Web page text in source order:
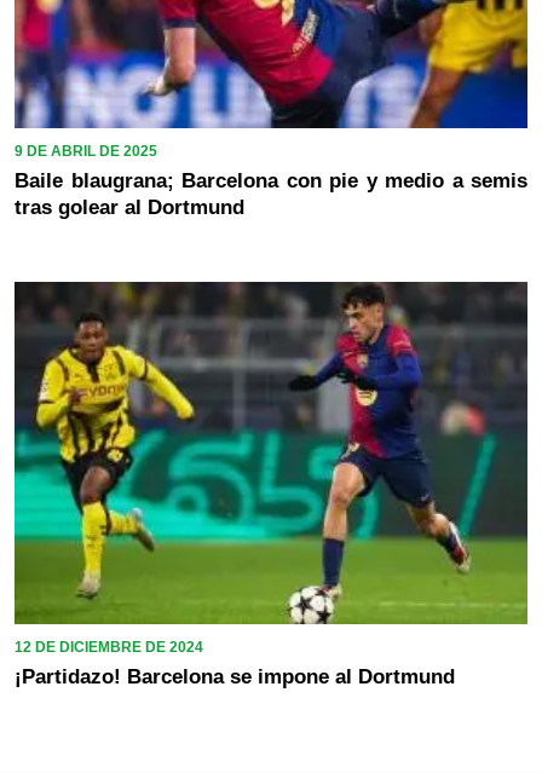
9 DE ABRIL DE 2025
Baile blaugrana; Barcelona con pie y medio a semis
tras golear al Dortmund
12 DE DICIEMBRE DE 2024
¡Partidazo! Barcelona se impone al Dortmund